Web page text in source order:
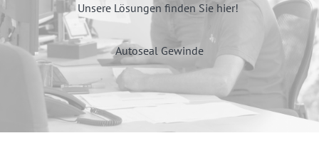
Unsere Lösungen finden Sie hier!
Autoseal Gewinde